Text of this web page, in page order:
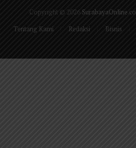
Copyright © 2026 SurabayaOnline.co
Tentang Kami
Redaksi Bisnis